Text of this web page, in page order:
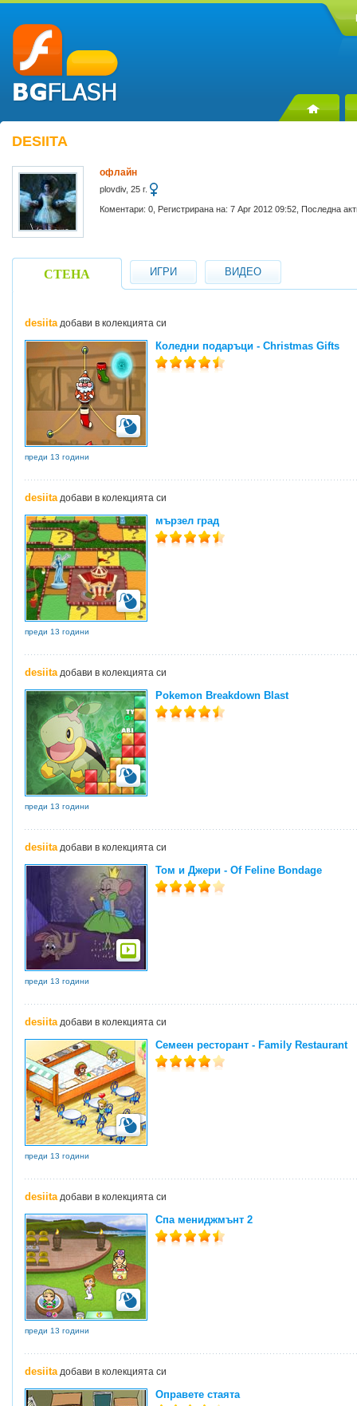
DESIITA
офлайн
plovdiv, 25 г.
Коментари: 0, Регистрирана на: 7 Apr 2012 09:52, Последна
СТЕНА ИГРИ ВИДЕО
desiitaдобави в колекцията си
Коледни подаръци - Christmas Gifts
преди 13 години
desiitaдобави в колекцията си
мързел град
преди 13 години
desiitaдобави в колекцията си
Pokemon Breakdown Blast
преди 13 години
desiitaдобави в колекцията си
Том и Джери - Of Feline Bondage
преди 13 години
desiitaдобави в колекцията си
Семеен ресторант - Family Restaurant
преди 13 години
desiitaдобави в колекцията си
Спа мениджмънт 2
преди 13 години
desiitaдобави в колекцията си
Оправете стаята